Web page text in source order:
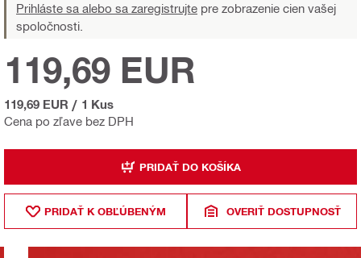
Prihláste sa alebo sa zaregistrujte pre zobrazenie cien vašej
spoločnosti.
Cena po zľave bez DPH
119,69 EUR
119,69 EUR / 1 Kus
PRIDAŤ DO KOŠÍKA
PRIDAŤ K OBĽÚBENÝM OVERIŤ DOSTUPNOSŤ